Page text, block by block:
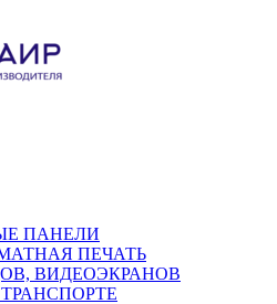
ПАНЕЛИ
ПЕЧАТЬ
ВИДЕОЭКРАНОВ